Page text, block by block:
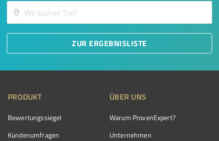
ZUR ERGEBNISLISTE
PRODUKT
Bewertungssiegel
Kundenumfragen
ÜBER UNS
Warum ProvenExpert?
Unternehmen